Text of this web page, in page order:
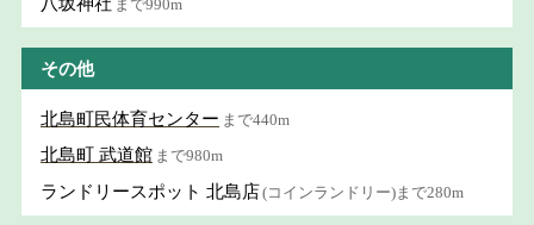
八坂神社 まで990m
その他
北島町民体育センター まで440m
北島町 武道館 まで980m
ランドリースポット 北島店(コインランドリー)まで280m